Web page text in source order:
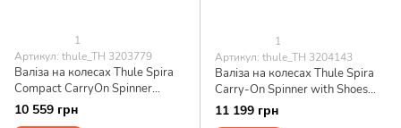
1
Артикул: thule_TH 3203779
Валіза на колесах Thule Spira
Compact CarryOn Spinner
(Legion Blue) (TH 3203779)
10 559 грн
1
Артикул: thule_TH 3204143
Валіза на колесах Thule Spira
Carry-On Spinner with Shoes
Bag (Black) (TH 3204143)
11 199 грн